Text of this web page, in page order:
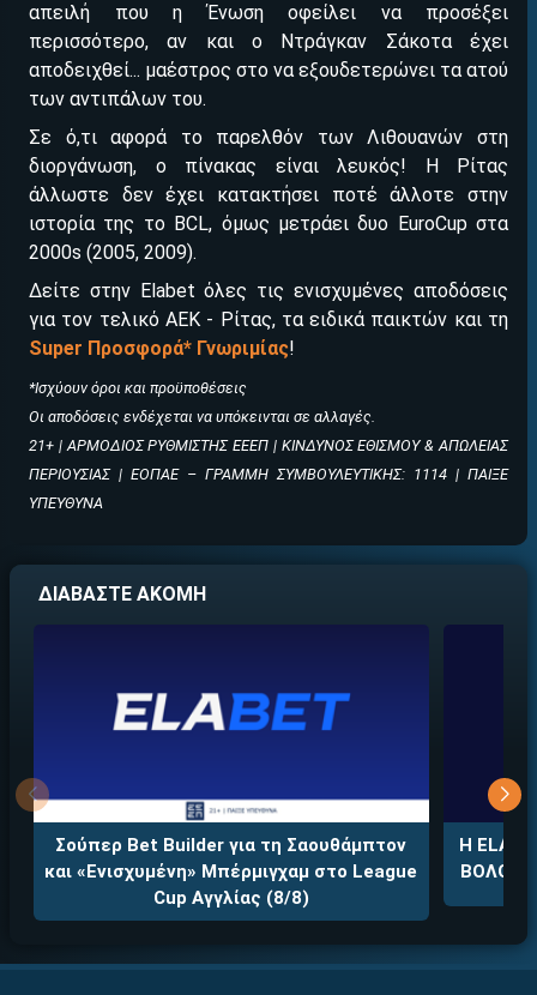
απειλή που η Ένωση οφείλει να προσέξει
περισσότερο, αν και ο Ντράγκαν Σάκοτα έχει
αποδειχθεί... μαέστρος στο να εξουδετερώνει τα ατού
των αντιπάλων του.
Σε ό,τι αφορά το παρελθόν των Λιθουανών στη
διοργάνωση, ο πίνακας είναι λευκός! Η Ρίτας
άλλωστε δεν έχει κατακτήσει ποτέ άλλοτε στην
ιστορία της το BCL, όμως μετράει δυο EuroCup στα
2000s (2005, 2009).
Δείτε στην Elabet όλες τις ενισχυμένες αποδόσεις
για τον τελικό ΑΕΚ - Ρίτας, τα ειδικά παικτών και τη
Super Προσφορά* Γνωριμίας!
*Ισχύουν όροι και προϋποθέσεις
Οι αποδόσεις ενδέχεται να υπόκεινται σε αλλαγές.
21+ | ΑΡΜΟΔΙΟΣ ΡΥΘΜΙΣΤΗΣ ΕΕΕΠ | ΚΙΝΔΥΝΟΣ ΕΘΙΣΜΟΥ & ΑΠΩΛΕΙΑΣ
ΠΕΡΙΟΥΣΙΑΣ | ΕΟΠΑΕ – ΓΡΑΜΜΗ ΣΥΜΒΟΥΛΕΥΤΙΚΗΣ: 1114 | ΠΑΙΞΕ
ΥΠΕΥΘΥΝΑ
ΔΙΑΒΑΣΤΕ ΑΚΟΜΗ
Σούπερ Bet Builder για τη Σαουθάμπτον
και «Ενισχυμένη» Μπέρμιγχαμ στο League
Cup Αγγλίας (8/8)
Η
ΒΟΛΟΣ
ΕΓΚΡΙΣΗ ΑΠΟ ΑΡΧΟΝΤΑ ΕΓΚΡΙΣΗ ΑΠΟ ΑΡΧΟΝΤΑ Βρέθηκε στοιχηματική με:
Εύκολη εγγραφή
Άμεση ταυτοποίηση
Γρήγορες αναλήψεις
↪ΠΑΙΞΕ ΝΟΜΙΜΑ